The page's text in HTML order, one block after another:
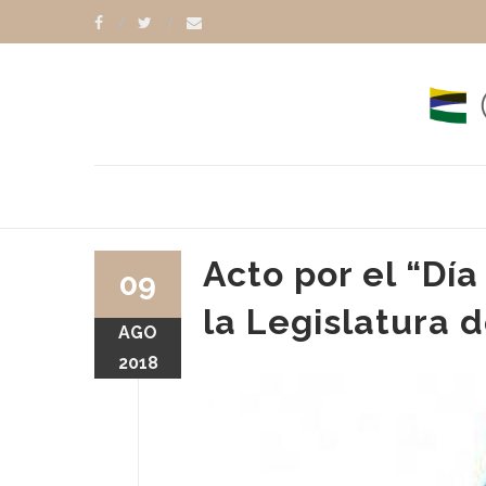
Acto por el
la Legislatura
09
AGO
2018